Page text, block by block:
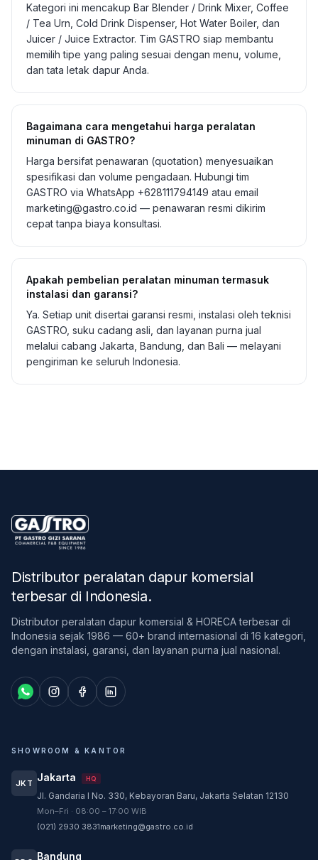
Kategori ini mencakup Bar Blender / Drink Mixer, Coffee
/ Tea Urn, Cold Drink Dispenser, Hot Water Boiler, dan
Juicer / Juice Extractor. Tim GASTRO siap membantu
memilih tipe yang paling sesuai dengan menu, volume,
dan tata letak dapur Anda.
Bagaimana cara mengetahui harga peralatan
minuman di GASTRO?
Harga bersifat penawaran (quotation) menyesuaikan
spesifikasi dan volume pengadaan. Hubungi tim
GASTRO via WhatsApp +628111794149 atau email
marketing@gastro.co.id — penawaran resmi dikirim
cepat tanpa biaya konsultasi.
Apakah pembelian peralatan minuman termasuk
instalasi dan garansi?
Ya. Setiap unit disertai garansi resmi, instalasi oleh teknisi
GASTRO, suku cadang asli, dan layanan purna jual
melalui cabang Jakarta, Bandung, dan Bali — melayani
pengiriman ke seluruh Indonesia.
Distributor peralatan dapur komersial
terbesar di Indonesia.
Distributor peralatan dapur komersial & HORECA terbesar di
Indonesia sejak 1986 — 60+ brand internasional di 16 kategori,
dengan instalasi, garansi, dan layanan purna jual nasional.
SHOWROOM & KANTOR
JKT Jakarta HQ
Jl. Gandaria I No. 330, Kebayoran Baru, Jakarta Selatan 12130
Mon–Fri · 08:00 – 17:00 WIB
(021) 2930 3831marketing@gastro.co.id
Bandung
Customer Service
sesuai kebutuhan Anda.